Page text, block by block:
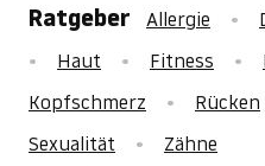
Ratgeber Allergie
Haut
Fitness
Kopfschmerz
Rücken
Sexualität
Zähne